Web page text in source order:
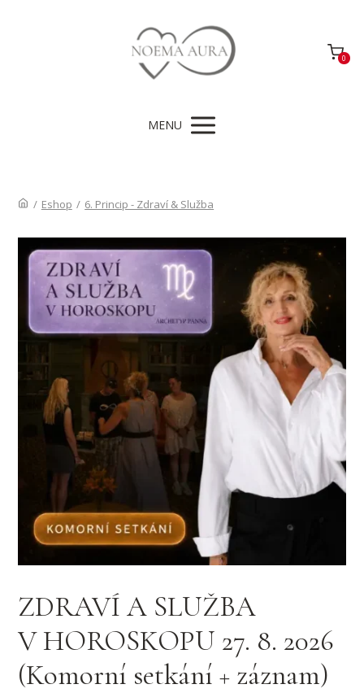
0
MENU
/ Eshop / 6. Princip - Zdraví & Služba
ZDRAVÍ A SLUŽBA
V HOROSKOPU 27. 8. 2026
(Komorní setkání + záznam)